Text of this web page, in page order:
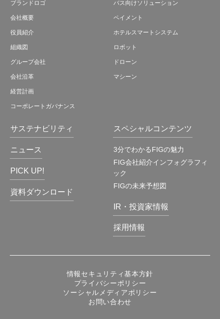
ブランドロゴ
会社概要
役員紹介
組織図
グループ会社
会社沿革
経営計画
コーポレートガバナンス
バス向けソリューション
ペイメント
ホテルスマートシステム
ロボット
ドローン
マシーン
サステナビリティ
ニュース
PICK UP!
資料ダウンロード
スペシャルコンテンツ
3分でわかるFIGの魅力
FIG会社紹介インフォグラフィ
ック
FIGの未来予想図
IR・投資家情報
採用情報
情報セキュリティ基本方針
プライバシーポリシー
ソーシャルメディアポリシー
お問い合わせ